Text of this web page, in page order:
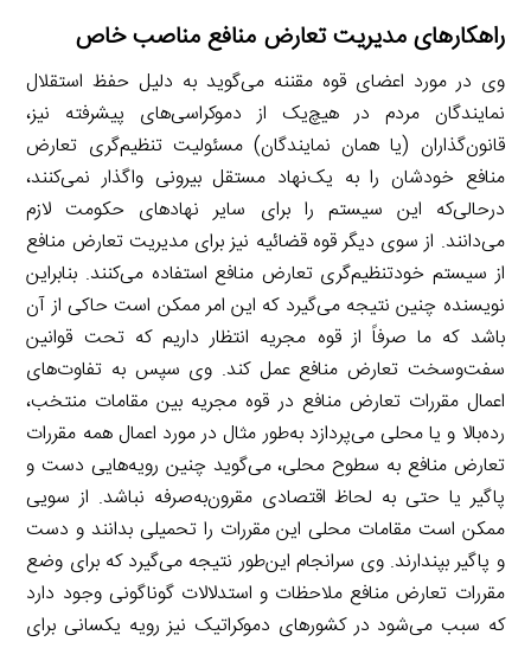
راهکارهای مدیریت تعارض منافع مناصب خاص
وی در مورد اعضای قوه مقننه می‌گوید به دلیل حفظ استقلال
نمایندگان مردم در هیچ‌یک از دموکراسی‌های پیشرفته نیز،
قانون‌گذاران (یا همان نمایندگان) مسئولیت تنظیم‌گری تعارض
منافع خودشان را به یک‌نهاد مستقل بیرونی واگذار نمی‌کنند،
درحالی‌که این سیستم را برای سایر نهادهای حکومت لازم
می‌دانند. از سوی دیگر قوه قضائیه نیز برای مدیریت تعارض منافع
از سیستم خودتنظیم‌گری تعارض منافع استفاده می‌کنند. بنابراین
نویسنده چنین نتیجه می‌گیرد که این امر ممکن است حاکی از آن
باشد که ما صرفاً از قوه مجریه انتظار داریم که تحت قوانین
سفت‌وسخت تعارض منافع عمل کند. وی سپس به تفاوت‌های
اعمال مقررات تعارض منافع در قوه مجریه بین مقامات منتخب،
رده‌بالا و یا محلی می‌پردازد به‌طور مثال در مورد اعمال همه مقررات
تعارض منافع به سطوح محلی، می‌گوید چنین رویه‌هایی دست و
پاگیر یا حتی به لحاظ اقتصادی مقرون‌به‌صرفه نباشد. از سویی
ممکن است مقامات محلی این مقررات را تحمیلی بدانند و دست
و پاگیر بپندارند. وی سرانجام این‌طور نتیجه می‌گیرد که برای وضع
مقررات تعارض منافع ملاحظات و استدلالات گوناگونی وجود دارد
که سبب می‌شود در کشورهای دموکراتیک نیز رویه یکسانی برای